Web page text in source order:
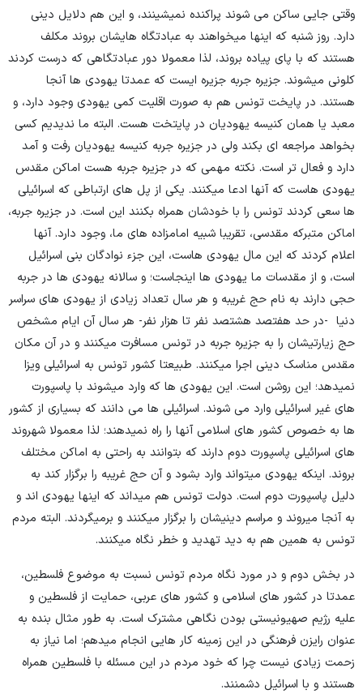
وقتی جایی ساکن می شوند پراکنده نمیشینند، و این هم دلایل دینی
دارد. روز شنبه که اینها میخواهند به عبادتگاه هایشان بروند مکلف
هستند که با پای پیاده بروند، لذا معمولا دور عبادتگاهی که درست کردند
کلونی میشوند. جزیره جربه جزیره ایست که عمدتا یهودی ها آنجا
هستند. در پایخت تونس هم به صورت اقلیت کمی یهودی وجود دارد، و
معبد یا همان کنیسه یهودیان در پایتخت هست. البته ما ندیدیم کسی
بخواهد مراجعه ای بکند ولی در جزیره جربه کنیسه یهودیان رفت و آمد
دارد و فعال تر است. نکته مهمی که در جزیره جربه هست اماکن مقدس
یهودی هاست که آنها ادعا میکنند. یکی از پل های ارتباطی که اسرائیلی
ها سعی کردند تونس را با خودشان همراه بکنند این است. در جزیره جربه،
اماکن متبرکه مقدسی، تقریبا شبیه امامزاده های ما، وجود دارد. آنها
اعلام کردند که این مال یهودی هاست، این جزء نوادگان بنی اسرائیل
است، و از مقدسات ما یهودی ها اینجاست؛ و سالانه یهودی ها در جربه
حجی دارند به نام حج غریبه و هر سال تعداد زیادی از یهودی های سراسر
دنیا -در حد هفتصد هشتصد نفر تا هزار نفر- هر سال آن ایام مشخص
حج زیارتیشان را به جزیره جربه در تونس مسافرت میکنند و در آن مکان
مقدس مناسک دینی اجرا میکنند. طبیعتا کشور تونس به اسرائیلی ویزا
نمیدهد؛ این روشن است. این یهودی ها که وارد میشوند با پاسپورت
های غیر اسرائیلی وارد می شوند. اسرائیلی ها می دانند که بسیاری از کشور
ها به خصوص کشور های اسلامی آنها را راه نمیدهند؛ لذا معمولا شهروند
های اسرائیلی پاسپورت دوم دارند که بتوانند به راحتی به اماکن مختلف
بروند. اینکه یهودی میتواند وارد بشود و آن حج غریبه را برگزار کند به
دلیل پاسپورت دوم است. دولت تونس هم میداند که اینها یهودی اند و
به آنجا میروند و مراسم دینیشان را برگزار میکنند و برمیگردند. البته مردم
تونس به همین هم به دید تهدید و خطر نگاه میکنند.
در بخش دوم و در مورد نگاه مردم تونس نسبت به موضوع فلسطین،
عمدتا در کشور های اسلامی و کشور های عربی، حمایت از فلسطین و
علیه رژیم صهیونیستی بودن نگاهی مشترک است. به طور مثال بنده به
عنوان رایزن فرهنگی در این زمینه کار هایی انجام میدهم؛ اما نیاز به
زحمت زیادی نیست چرا که خود مردم در این مسئله با فلسطین همراه
هستند و با اسرائیل دشمنند.